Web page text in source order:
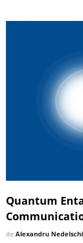
Quantum
de Alexandru Nedelschi